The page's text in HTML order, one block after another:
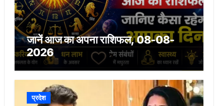
जानें आज का अपना राशिफल, 08-08-
2026
प्रदेश